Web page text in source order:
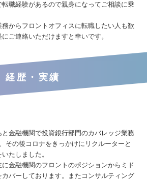
職経験があるので親身になってご相談に乗
からフロントオフィスに転職したい人も歓
ご連絡いただけますと幸いです。
経歴・実績
金融機関で投資銀行部門のカバレッジ業務
その後コロナをきっかけにリクルーターと
たしました。
に金融機関のフロントのポジションからミド
バーしております。またコンサルティング